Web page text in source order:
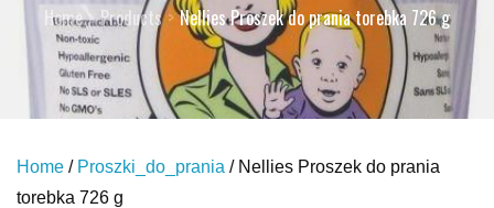
Home Products Nellies Proszek do prania torebka 726 g
Home / Proszki_do_prania / Nellies Proszek do prania
torebka 726 g